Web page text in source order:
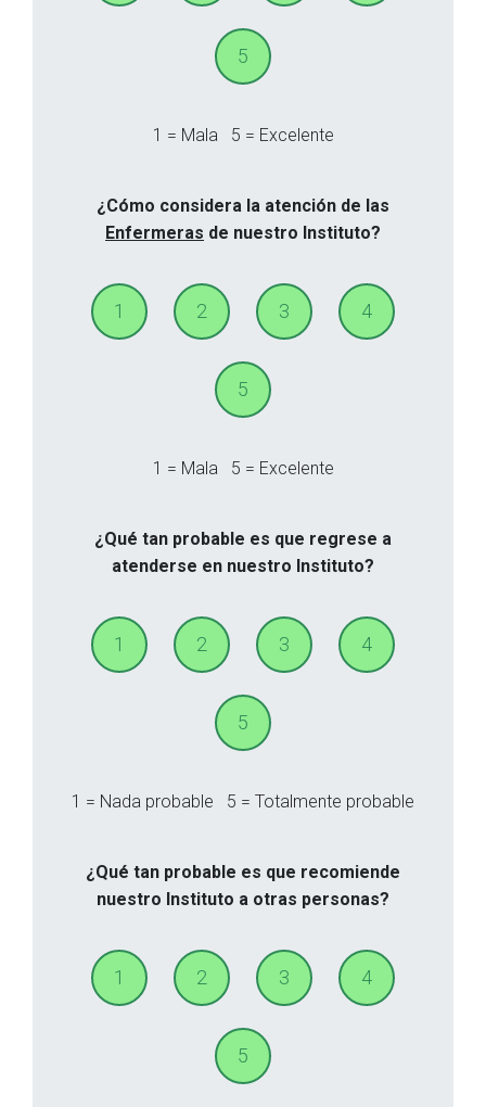
5
1 = Mala 5 = Excelente
¿Cómo considera la atención de las
Enfermeras de nuestro Instituto?
1 2 3 4
5
1 = Mala 5 = Excelente
¿Qué tan probable es que regrese a
atenderse en nuestro Instituto?
1 2 3 4
5
1 = Nada probable 5 = Totalmente probable
¿Qué tan probable es que recomiende
nuestro Instituto a otras personas?
1 2 3 4
5